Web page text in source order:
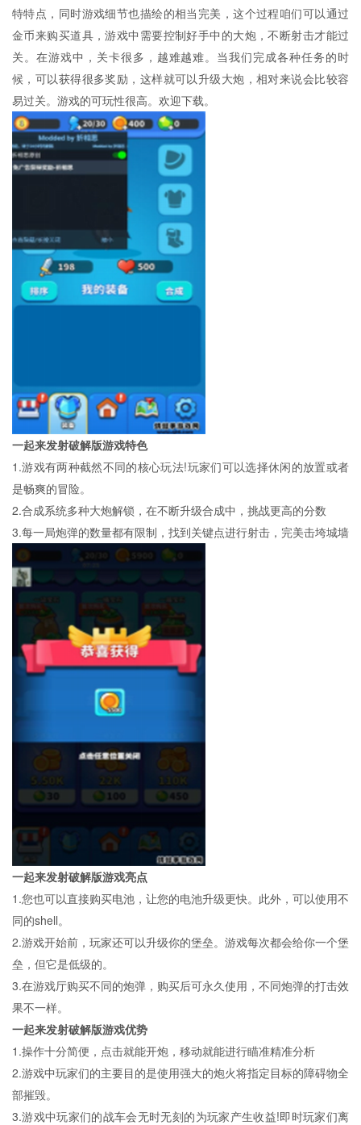
特特点，同时游戏细节也描绘的相当完美，这个过程咱们可以通过
金币来购买道具，游戏中需要控制好手中的大炮，不断射击才能过
关。在游戏中，关卡很多，越难越难。当我们完成各种任务的时
候，可以获得很多奖励，这样就可以升级大炮，相对来说会比较容
易过关。游戏的可玩性很高。欢迎下载。
一起来发射破解版游戏特色
1.游戏有两种截然不同的核心玩法!玩家们可以选择休闲的放置或者
是畅爽的冒险。
2.合成系统多种大炮解锁，在不断升级合成中，挑战更高的分数
3.每一局炮弹的数量都有限制，找到关键点进行射击，完美击垮城墙
一起来发射破解版游戏亮点
1.您也可以直接购买电池，让您的电池升级更快。此外，可以使用不
同的shell。
2.游戏开始前，玩家还可以升级你的堡垒。游戏每次都会给你一个堡
垒，但它是低级的。
3.在游戏厅购买不同的炮弹，购买后可永久使用，不同炮弹的打击效
果不一样。
一起来发射破解版游戏优势
1.操作十分简便，点击就能开炮，移动就能进行瞄准精准分析
2.游戏中玩家们的主要目的是使用强大的炮火将指定目标的障碍物全
部摧毁。
3.游戏中玩家们的战车会无时无刻的为玩家产生收益!即时玩家们离